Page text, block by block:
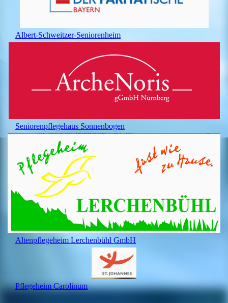
Albert-Schweitzer-Seniorenheim
Seniorenpflegehaus Sonnenbogen
Altenpflegeheim Lerchenbühl GmbH
Pflegeheim Carolinum